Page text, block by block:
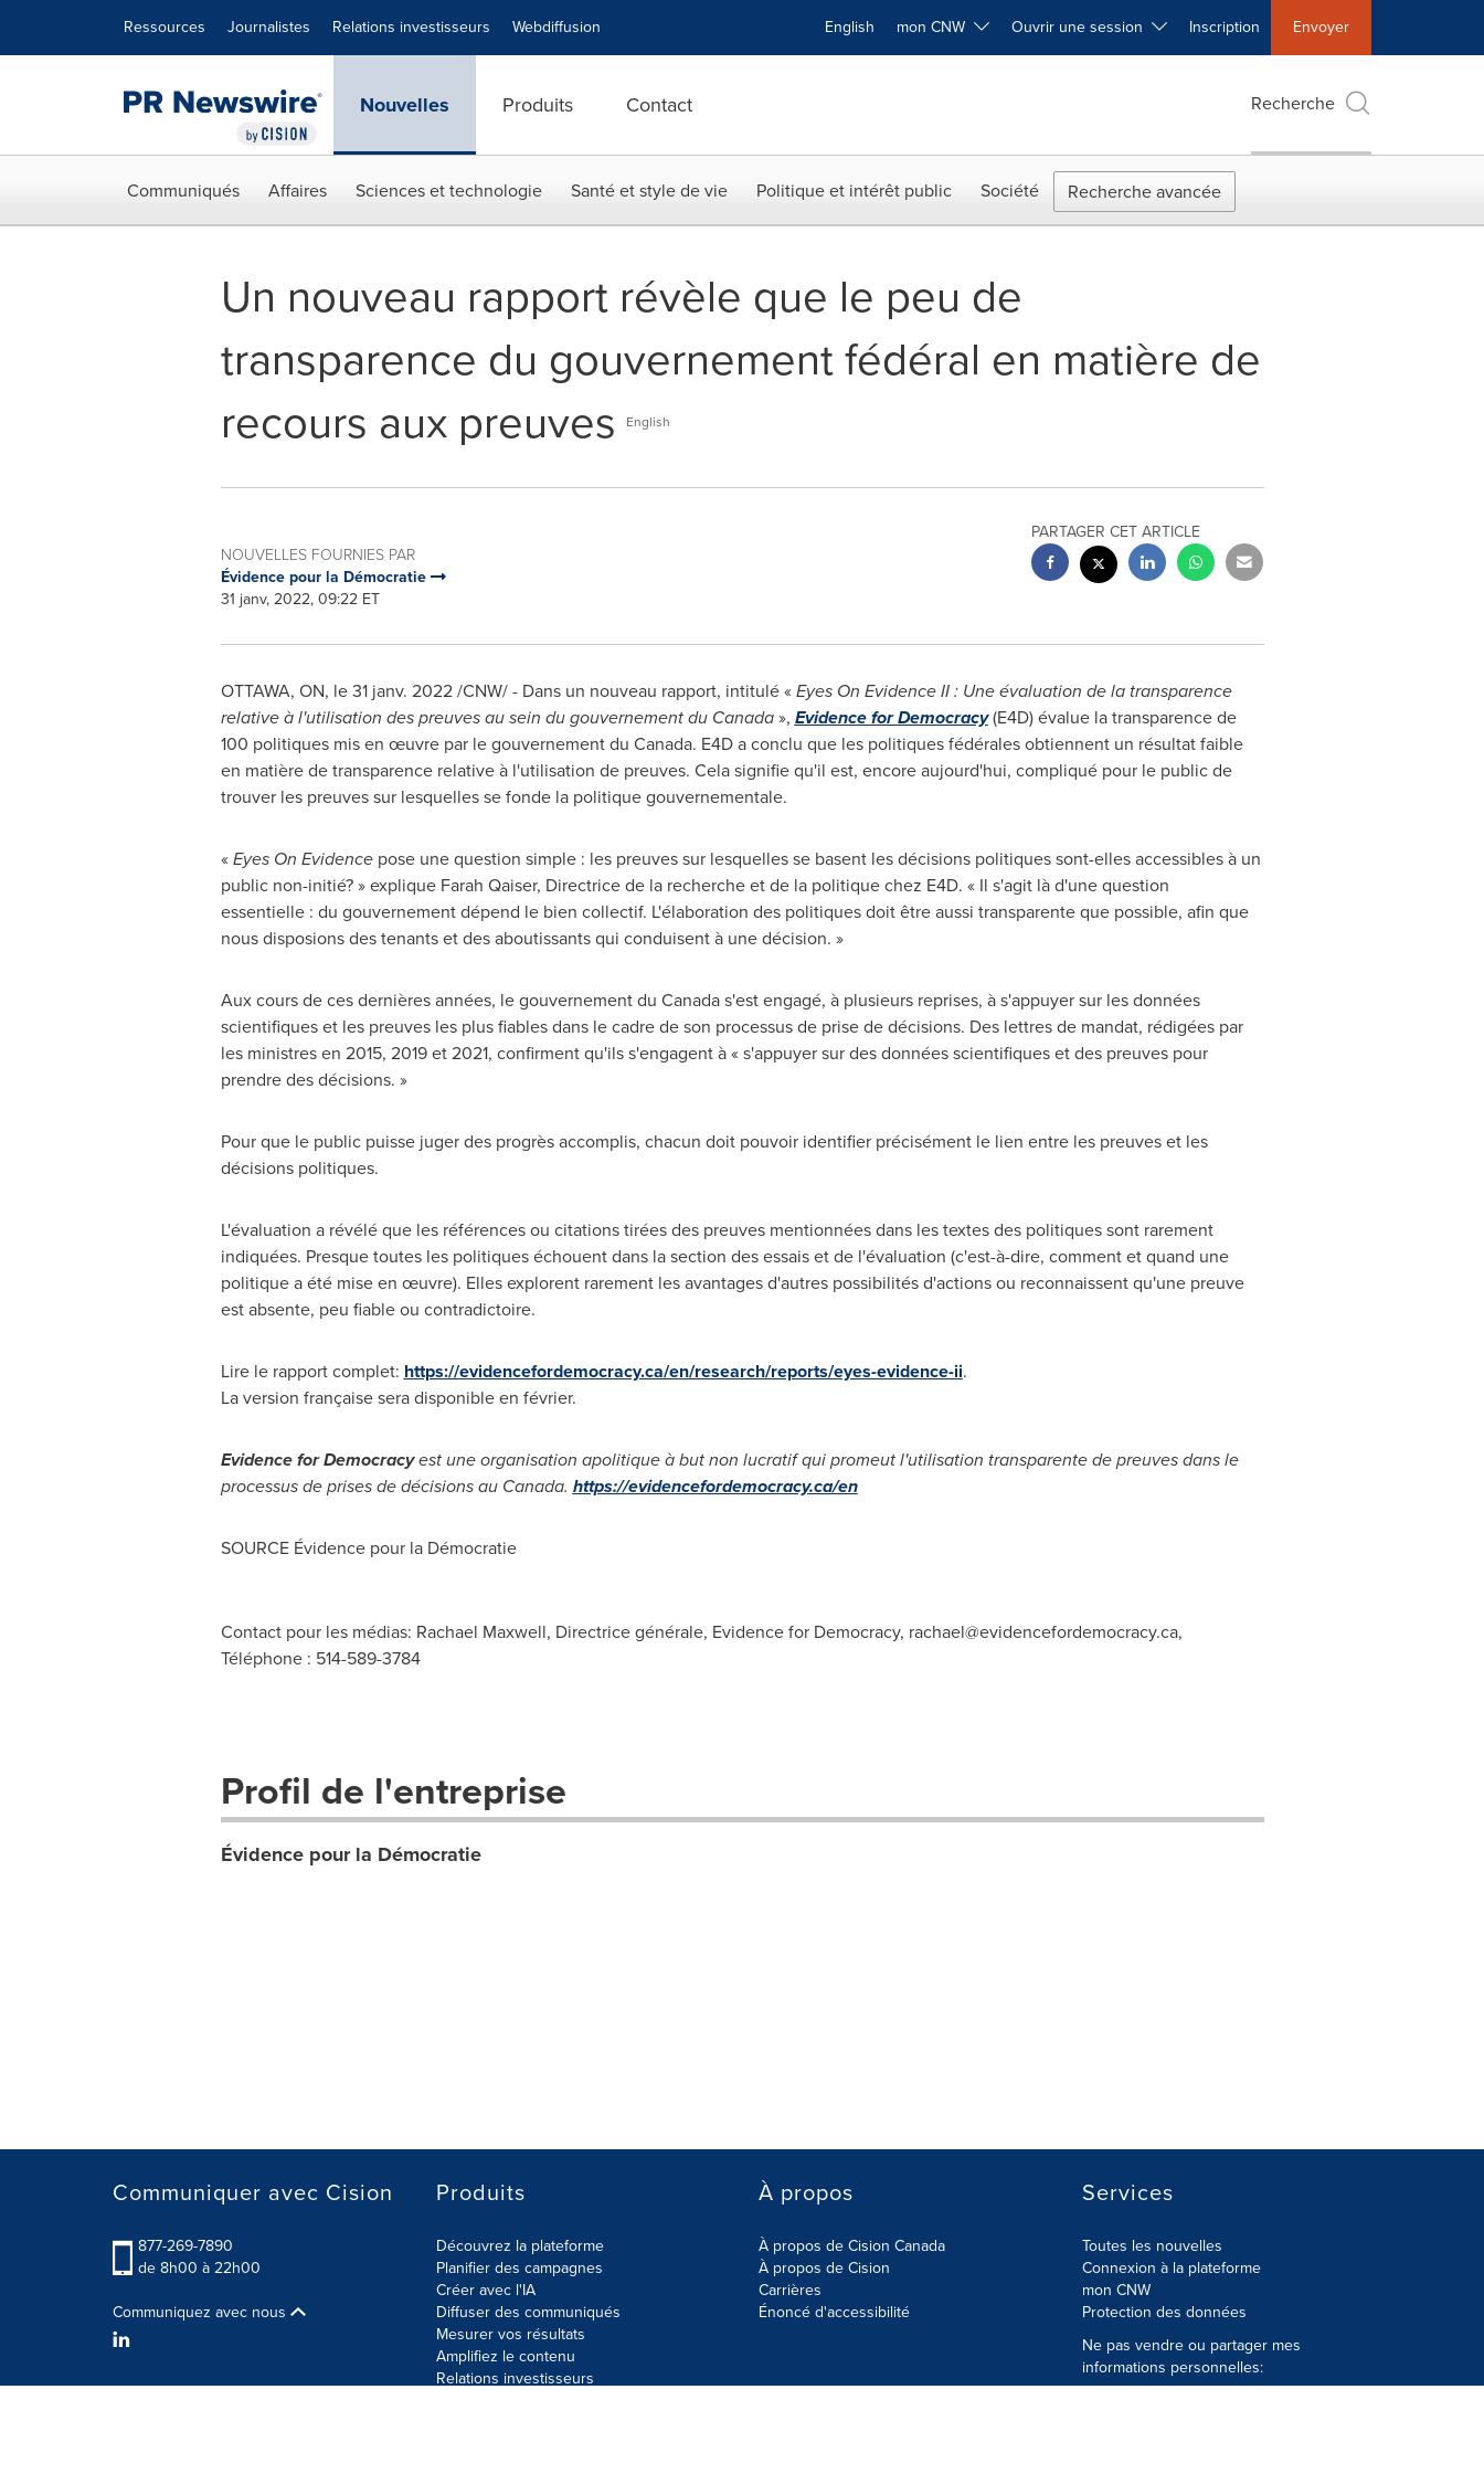
Ressources Journalistes Relations investisseurs Webdiffusion English mon CNW Ouvrir une session Inscription Envoyer
Nouvelles Produits Contact Recherche
Communiqués Affaires Sciences et technologie Santé et style de vie Politique et intérêt public Société Recherche avancée
Un nouveau rapport révèle que le peu de
transparence du gouvernement fédéral en matière de
recours aux preuves
English
NOUVELLES FOURNIES PAR
Évidence pour la Démocratie
31 janv, 2022, 09:22 ET
PARTAGER CET ARTICLE
OTTAWA, ON, le 31 janv. 2022 /CNW/ - Dans un nouveau rapport, intitulé «Eyes On Evidence II : Une évaluation de la transparence
relative à l'utilisation des preuves au sein du gouvernement du Canada», Evidence for Democracy(E4D) évalue la transparence de
100 politiques mis en œuvre par le gouvernement du Canada. E4D a conclu que les politiques fédérales obtiennent un résultat faible
en matière de transparence relative à l'utilisation de preuves. Cela signifie qu'il est, encore aujourd'hui, compliqué pour le public de
trouver les preuves sur lesquelles se fonde la politique gouvernementale.
«Eyes On Evidencepose une question simple : les preuves sur lesquelles se basent les décisions politiques sont-elles accessibles à un
public non-initié? » explique Farah Qaiser, Directrice de la recherche et de la politique chez E4D. « Il s'agit là d'une question
essentielle : du gouvernement dépend le bien collectif. L'élaboration des politiques doit être aussi transparente que possible, afin que
nous disposions des tenants et des aboutissants qui conduisent à une décision. »
Aux cours de ces dernières années, le gouvernement du Canadas'est engagé, à plusieurs reprises, à s'appuyer sur les données
scientifiques et les preuves les plus fiables dans le cadre de son processus de prise de décisions. Des lettres de mandat, rédigées par
les ministres en 2015, 2019 et2021, confirment qu'ils s'engagent à « s'appuyer sur des données scientifiques et des preuves pour
prendre des décisions. »
Pour que le public puisse juger des progrès accomplis, chacun doit pouvoir identifier précisément le lien entre les preuves et les
décisions politiques.
L'évaluation a révélé que les références ou citations tirées des preuves mentionnées dans les textes des politiques sont rarement
indiquées. Presque toutes les politiques échouent dans la section des essais et de l'évaluation (c'est-à-dire, comment et quand une
politique a été mise en œuvre). Elles explorent rarement les avantages d'autres possibilités d'actions ou reconnaissent qu'une preuve
est absente, peu fiable ou contradictoire.
Lire le rapport complet: https://evidencefordemocracy.ca/en/research/reports/eyes-evidence-ii.
La version française sera disponible en février.
Evidence for Democracyest une organisation apolitique à but non lucratif qui promeut l'utilisation transparente de preuves dans le
processus de prises de décisions au Canada. https://evidencefordemocracy.ca/en
SOURCE Évidence pour la Démocratie
Contact pour les médias: Rachael Maxwell, Directrice générale, Evidence for Democracy, rachael@evidencefordemocracy.ca,
Téléphone : 514-589-3784
Profil de l'entreprise
Évidence pour la Démocratie
Communiquer avec Cision
877-269-7890
de 8h00 à 22h00
Communiquez avec nous
Produits
Découvrez la plateforme
Planifier des campagnes
Créer avec l'IA
Diffuser des communiqués
Mesurer vos résultats
Amplifiez le contenu
Relations investisseurs
À propos
À propos de Cision Canada
À propos de Cision
Carrières
Énoncé d'accessibilité
Services
Toutes les nouvelles
Connexion à la plateforme
mon CNW
Protection des données
Ne pas vendre ou partager mes
informations personnelles: